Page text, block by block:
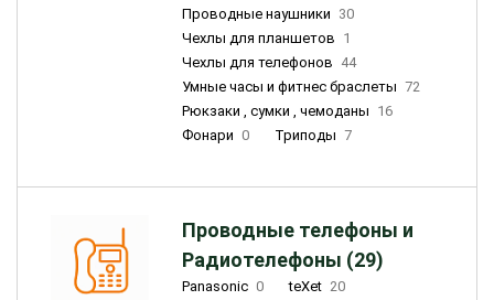
Проводные наушники 30
Чехлы для планшетов 1
Чехлы для телефонов 44
Умные часы и фитнес браслеты 72
Рюкзаки , сумки , чемоданы 16
Фонари 0 Триподы 7
Проводные телефоны и
Радиотелефоны (29)
Panasonic 0 teXet 20